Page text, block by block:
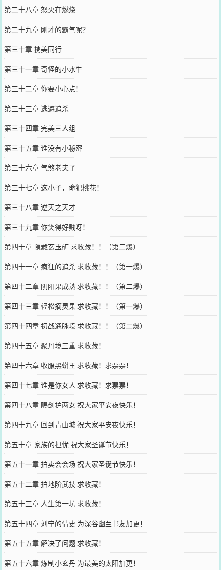
第二十八章 怒火在燃烧
第二十九章 刚才的霸气呢？
第三十章 携美同行
第三十一章 奇怪的小水牛
第三十二章 你要小心点！
第三十三章 逃避追杀
第三十四章 完美三人组
第三十五章 谁没有小秘密
第三十六章 气煞老夫了
第三十七章 这小子，命犯桃花！
第三十八章 逆天之天才
第三十九章 你笑得好贱呀！
第四十章 隐藏玄玉矿 求收藏！！（第二爆）
第四十一章 疯狂的追杀 求收藏！！（第一爆）
第四十二章 阴阳果成熟 求收藏！！（第二爆）
第四十三章 轻松摘灵果 求收藏！！（第一爆）
第四十四章 初战通脉境 求收藏！！（第二爆）
第四十五章 聚丹境三重 求收藏！
第四十六章 收服黑蟒王 求收藏！求票票！
第四十七章 谁是你女人 求收藏！求票票！
第四十八章 赐剑护两女 祝大家平安夜快乐！
第四十九章 回到青山城 祝大家平安夜快乐！
第五十章 家族的担忧 祝大家圣诞节快乐！
第五十一章 拍卖会会场 祝大家圣诞节快乐！
第五十二章 拍地阶武技 求收藏！
第五十三章 人生第一坑 求收藏！
第五十四章 刘宁的情史 为深谷幽兰书友加更！
第五十五章 解决了问题 求收藏！
第五十六章 炼制小玄丹 为最美的太阳加更！